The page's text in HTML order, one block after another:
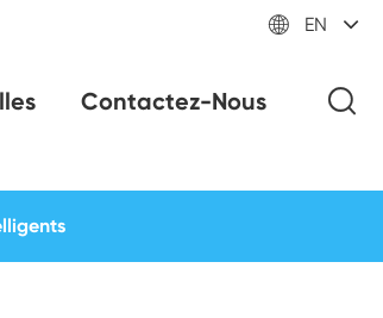
 EN
Contactez-Nous